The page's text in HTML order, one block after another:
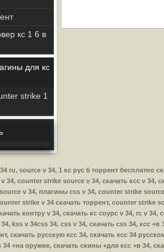
кс 1 6 в
для кс
strike 1
ru, source v 34, 1 кс рус 6 торрент бесплатно
34, counter strike source v 34, скачать ксс v
v 34, плагины css v 34, counter strike
strike v 34 скачать торрент, counter strike
контру v 34, скачать кс соурс v 34, rc v
kss v 34css 34, css v 34, скачать css 34, ксс +в
скачать русскую ксс 34, скачать ксс 34
+на оружие, скачать скины +для ксс +в 34,